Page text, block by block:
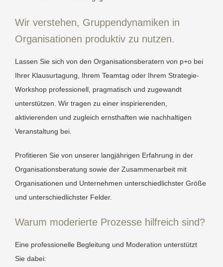
Wir verstehen, Gruppendynamiken in
Organisationen produktiv zu nutzen.
Lassen Sie sich von den Organisationsberatern von p+o bei
Ihrer Klausurtagung, Ihrem Teamtag oder Ihrem Strategie-
Workshop professionell, pragmatisch und zugewandt
unterstützen. Wir tragen zu einer inspirierenden,
aktivierenden und zugleich ernsthaften wie nachhaltigen
Veranstaltung bei.
Profitieren Sie von unserer langjährigen Erfahrung in der
Organisationsberatung sowie der Zusammenarbeit mit
Organisationen und Unternehmen unterschiedlichster Größe
und unterschiedlichster Felder.
Warum moderierte Prozesse hilfreich sind?
Eine professionelle Begleitung und Moderation unterstützt
Sie dabei: